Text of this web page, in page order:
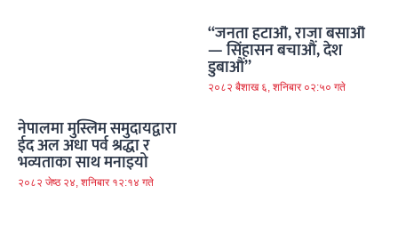
नेपालमा मुस्लिम समुदायद्वारा
ईद अल अधा पर्व श्रद्धा र
भव्यताका साथ मनाइयो
२०८२ जेष्ठ २४, शनिबार १२:१४ गते
“जनता हटाऔं, राजा बसाऔं
— सिंहासन बचाऔं, देश
डुबाऔं”
२०८२ बैशाख ६, शनिबार ०२:५० गते